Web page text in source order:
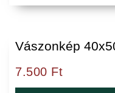
Vászonkép
7.500 Ft